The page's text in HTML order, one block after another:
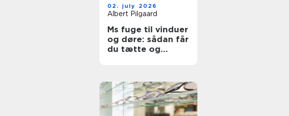
02. july 2026
Albert Pilgaard
Ms fuge til vinduer
og døre: sådan får
du tætte og